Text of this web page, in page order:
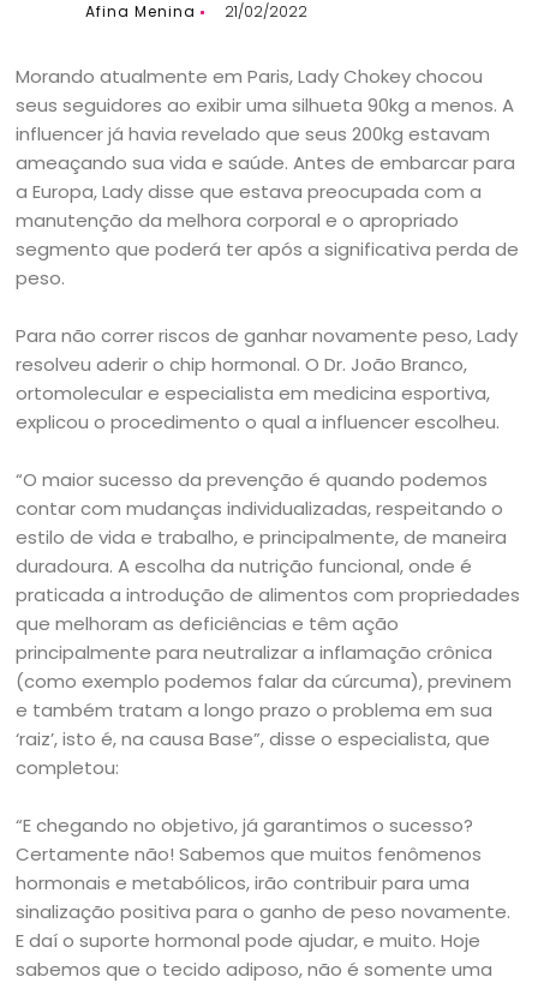
Afina Menina 21/02/2022
Morando atualmente em Paris, Lady Chokey chocou
seus seguidores ao exibir uma silhueta 90kg a menos. A
influencer já havia revelado que seus 200kg estavam
ameaçando sua vida e saúde. Antes de embarcar para
a Europa, Lady disse que estava preocupada com a
manutenção da melhora corporal e o apropriado
segmento que poderá ter após a significativa perda de
peso.
Para não correr riscos de ganhar novamente peso, Lady
resolveu aderir o chip hormonal. O Dr. João Branco,
ortomolecular e especialista em medicina esportiva,
explicou o procedimento o qual a influencer escolheu.
“O maior sucesso da prevenção é quando podemos
contar com mudanças individualizadas, respeitando o
estilo de vida e trabalho, e principalmente, de maneira
duradoura. A escolha da nutrição funcional, onde é
praticada a introdução de alimentos com propriedades
que melhoram as deficiências e têm ação
principalmente para neutralizar a inflamação crônica
(como exemplo podemos falar da cúrcuma), previnem
e também tratam a longo prazo o problema em sua
‘raiz’, isto é, na causa Base”, disse o especialista, que
completou:
“E chegando no objetivo, já garantimos o sucesso?
Certamente não! Sabemos que muitos fenômenos
hormonais e metabólicos, irão contribuir para uma
sinalização positiva para o ganho de peso novamente.
E daí o suporte hormonal pode ajudar, e muito. Hoje
sabemos que o tecido adiposo, não é somente uma